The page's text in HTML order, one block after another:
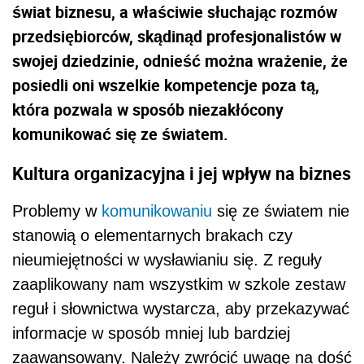
świat biznesu, a właściwie słuchając rozmów
przedsiębiorców, skądinąd profesjonalistów w
swojej dziedzinie, odnieść można wrażenie, że
posiedli oni wszelkie kompetencje poza tą,
która pozwala w sposób niezakłócony
komunikować się ze światem.
Kultura organizacyjna i jej wpływ na biznes
Problemy w komunikowaniu się ze światem nie
stanowią o elementarnych brakach czy
nieumiejętności w wysławianiu się. Z reguły
zaaplikowany nam wszystkim w szkole zestaw
reguł i słownictwa wystarcza, aby przekazywać
informacje w sposób mniej lub bardziej
zaawansowany. Należy zwrócić uwagę na dość